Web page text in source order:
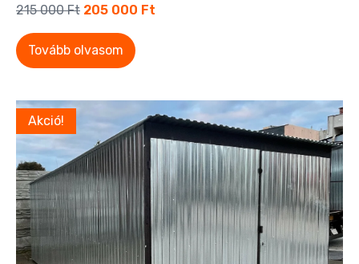
215 000Ft 205 000 Ft
Tovább olvasom
Akció!